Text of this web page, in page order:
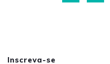
Inscreva-se